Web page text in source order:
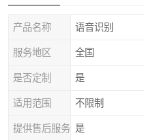
产品名称 语音识别
服务地区 全国
是否定制 是
适用范围 不限制
提供售后服务 是